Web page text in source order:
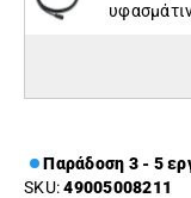
Παράδοση 3 - 5
SKU:49005008211